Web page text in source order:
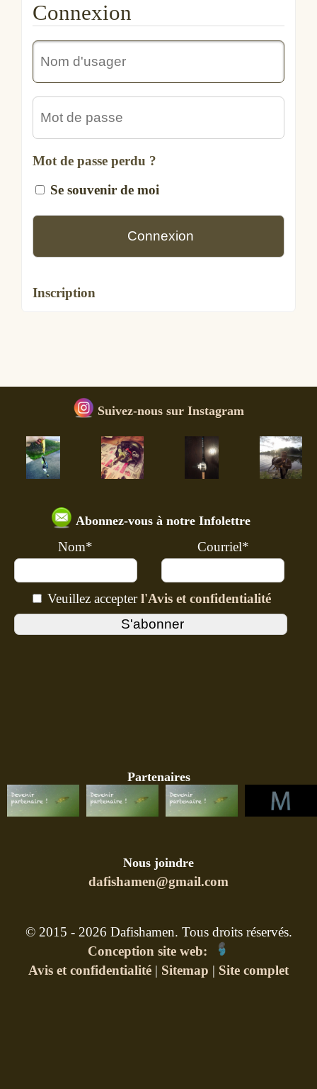
Connexion
Mot de passe perdu ?
Se souvenir de moi
Inscription
Suivez-nous sur Instagram
Abonnez-vous à notre Infolettre
Nom* Courriel*
Veuillez accepterl'Avis et confidentialité
Partenaires
Nous joindre
dafishamen@gmail.com
© 2015 - 2026 Dafishamen. Tous droits réservés.
Conception site web:
Avis et confidentialité | Sitemap | Site complet